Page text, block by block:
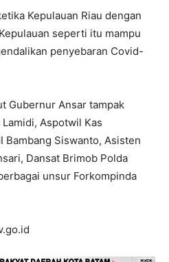
Kepulauan Riau dengan
seperti itu mampu
penyebaran Covid-
Gubernur Ansar tampak
Aspotwil Kas
Bambang Siswanto, Asisten
Dansat Brimob Polda
unsur Forkompinda